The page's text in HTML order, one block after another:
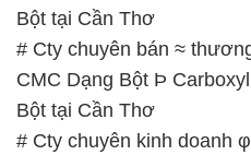
Bột tại Cần Thơ
# Cty chuyên bán ≈
CMC Dạng Bột Þ
Bột tại Cần Thơ
# Cty chuyên kinh doanh